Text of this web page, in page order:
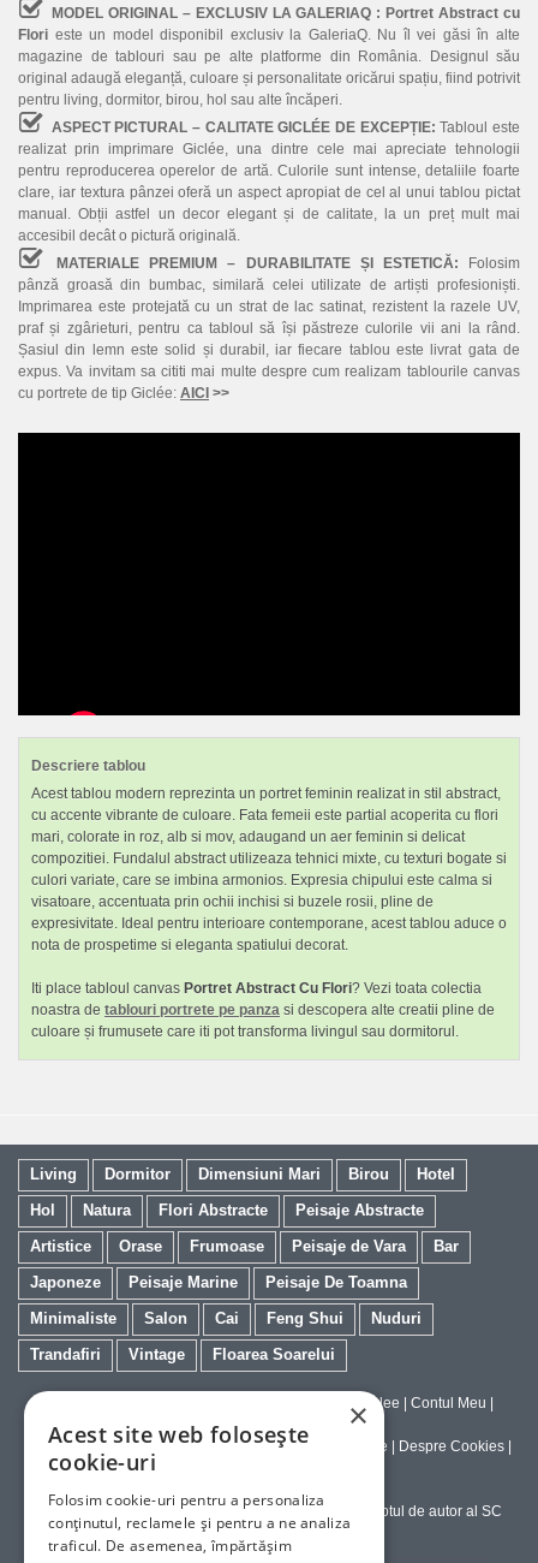
MODEL ORIGINAL – EXCLUSIV LA GALERIAQ : Portret Abstract cu
Flori este un model disponibil exclusiv la GaleriaQ. Nu îl vei găsi în alte
magazine de tablouri sau pe alte platforme din România. Designul său
original adaugă eleganță, culoare și personalitate oricărui spațiu, fiind potrivit
pentru living, dormitor, birou, hol sau alte încăperi.
ASPECT PICTURAL – CALITATE GICLÉE DE EXCEPȚIE: Tabloul este
realizat prin imprimare Giclée, una dintre cele mai apreciate tehnologii
pentru reproducerea operelor de artă. Culorile sunt intense, detaliile foarte
clare, iar textura pânzei oferă un aspect apropiat de cel al unui tablou pictat
manual. Obții astfel un decor elegant și de calitate, la un preț mult mai
accesibil decât o pictură originală.
MATERIALE PREMIUM – DURABILITATE ȘI ESTETICĂ: Folosim
pânză groasă din bumbac, similară celei utilizate de artiști profesioniști.
Imprimarea este protejată cu un strat de lac satinat, rezistent la razele UV,
praf și zgârieturi, pentru ca tabloul să își păstreze culorile vii ani la rând.
Șasiul din lemn este solid și durabil, iar fiecare tablou este livrat gata de
expus. Va invitam sa cititi mai multe despre cum realizam tablourile canvas
cu portrete de tip Giclée: AICI >>
Descriere tablou
Acest tablou modern reprezinta un portret feminin realizat in stil abstract,
cu accente vibrante de culoare. Fata femeii este partial acoperita cu flori
mari, colorate in roz, alb si mov, adaugand un aer feminin si delicat
compozitiei. Fundalul abstract utilizeaza tehnici mixte, cu texturi bogate si
culori variate, care se imbina armonios. Expresia chipului este calma si
visatoare, accentuata prin ochii inchisi si buzele rosii, pline de
expresivitate. Ideal pentru interioare contemporane, acest tablou aduce o
nota de prospetime si eleganta spatiului decorat.
Iti place tabloul canvas Portret Abstract Cu Flori? Vezi toata colectia
noastra de tablouri portrete pe panza si descopera alte creatii pline de
culoare și frumusete care iti pot transforma livingul sau dormitorul.
Living Dormitor Dimensiuni Mari Birou
Hotel
Hol
Natura Flori Abstracte
Peisaje Abstracte
Artistice
Orase Frumoase Peisaje de Vara
Bar
Japoneze
Peisaje Marine
Peisaje De Toamna
Minimaliste
Salon Cai Feng Shui
Nuduri
Trandafiri
Vintage Floarea Soarelui
Calitatea Tablourilor Giclee Contul Meu
Tablouri la Comanda
Politica de Livrare si Retur| Politica de Confidentialitate Despre Cookies
Copyright © 2023-2026 - Textele şi imaginile sub dreptul de autor al SC
ArtInvest SRL
×
Acest site web folosește
cookie-uri
Folosim cookie-uri pentru a personaliza
conținutul, reclamele și pentru a ne analiza
traficul. De asemenea, împărtășim